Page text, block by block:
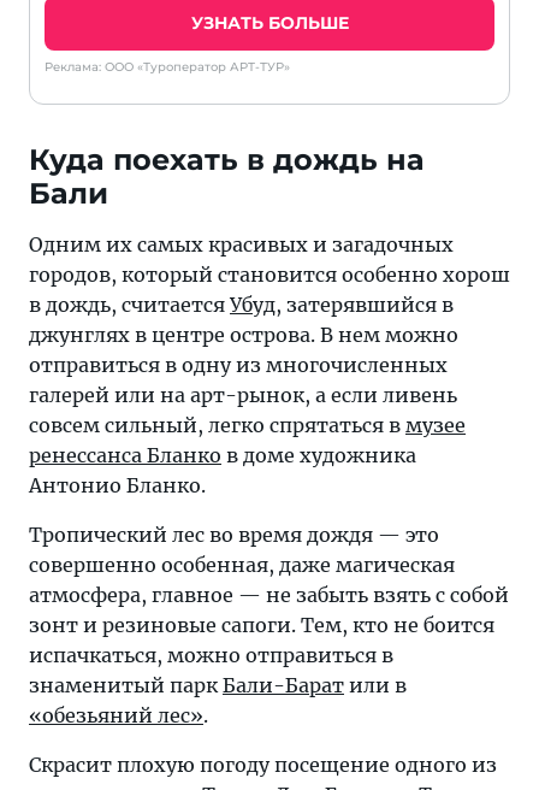
УЗНАТЬ БОЛЬШЕ
Реклама: ООО «Туроператор АРТ-ТУР»
Куда поехать в дождь на
Бали
Одним их самых красивых и загадочных
городов, который становится особенно хорош
в дождь, считается Убуд, затерявшийся в
джунглях в центре острова. В нем можно
отправиться в одну из многочисленных
галерей или на арт-рынок, а если ливень
совсем сильный, легко спрятаться в музее
ренессанса Бланко в доме художника
Антонио Бланко.
Тропический лес во время дождя — это
совершенно особенная, даже магическая
атмосфера, главное — не забыть взять с собой
зонт и резиновые сапоги. Тем, кто не боится
испачкаться, можно отправиться в
знаменитый паркБали-Барат или в
«обезьяний лес».
Скрасит плохую погоду посещение одного из